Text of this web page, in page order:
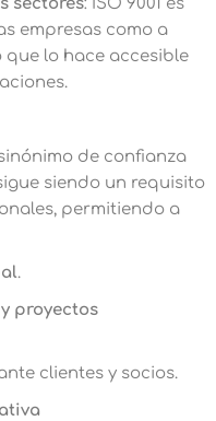
sectores: ISO 9001 es
empresas como a
lo hace accesible
de confianza
siendo un requisito
permitiendo a
.
proyectos
clientes y socios.